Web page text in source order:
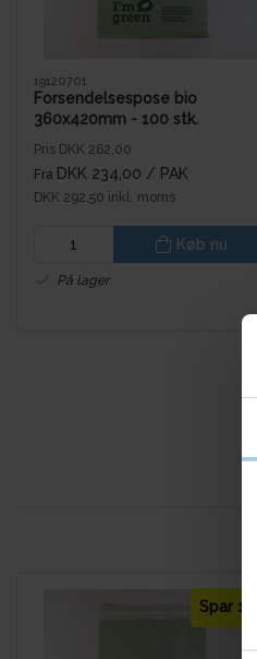
19120701
Forsendelsespose bio
360x420mm - 100 stk.
Pris DKK 262,00
Fra DKK 234,00 / PAK
DKK 292,50 inkl. moms
Køb nu
På lager
Spar 11%